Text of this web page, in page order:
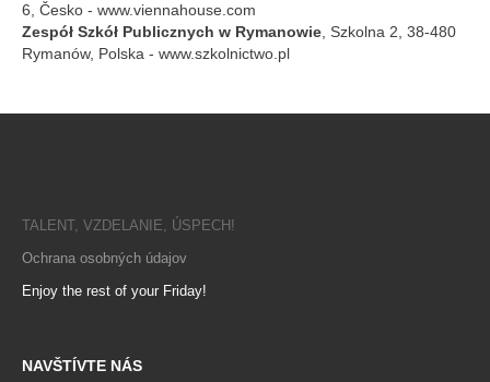
6, Česko - www.viennahouse.com
Zespół Szkół Publicznych w Rymanowie , Szkolna 2, 38-480
Rymanów, Polska - www.szkolnictwo.pl
TALENT, VZDELANIE, ÚSPECH!
Ochrana osobných údajov
Enjoy the rest of your Friday!
NAVŠTÍVTE NÁS